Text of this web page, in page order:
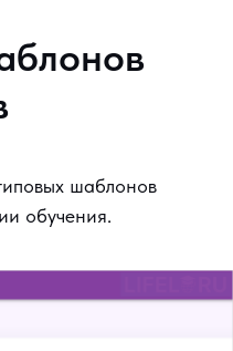
шаблонов
обучения.